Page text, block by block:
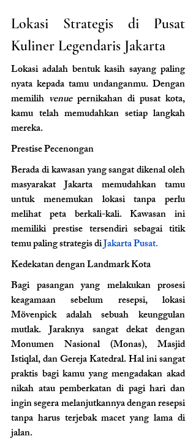
Lokasi Strategis di Pusat
Kuliner Legendaris Jakarta
Lokasi adalah bentuk kasih sayang paling
nyata kepada tamu undanganmu. Dengan
memilih venue pernikahan di pusat kota,
kamu telah memudahkan setiap langkah
mereka.
Prestise Pecenongan
Berada di kawasan yang sangat dikenal oleh
masyarakat Jakarta memudahkan tamu
untuk menemukan lokasi tanpa perlu
melihat peta berkali-kali. Kawasan ini
memiliki prestise tersendiri sebagai titik
temu paling strategis di Jakarta Pusat.
Kedekatan dengan Landmark Kota
Bagi pasangan yang melakukan prosesi
keagamaan sebelum resepsi, lokasi
Mövenpick adalah sebuah keunggulan
mutlak. Jaraknya sangat dekat dengan
Monumen Nasional (Monas), Masjid
Istiqlal, dan Gereja Katedral. Hal ini sangat
praktis bagi kamu yang mengadakan akad
nikah atau pemberkatan di pagi hari dan
ingin segera melanjutkannya dengan resepsi
tanpa harus terjebak macet yang lama di
jalan.